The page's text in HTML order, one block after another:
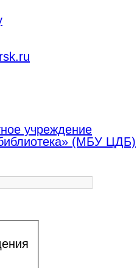
учреждение
(МБУ ЦДБ)